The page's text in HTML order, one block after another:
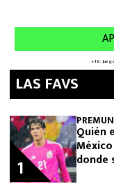
LAS FAVS
Quién
donde
1